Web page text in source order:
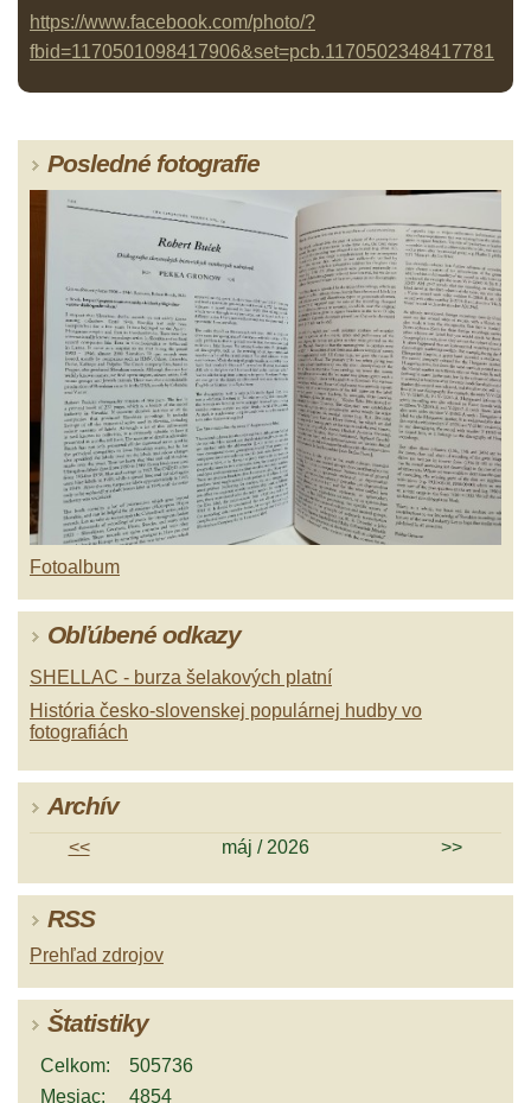
https://www.facebook.com/photo/?
fbid=1170501098417906&set=pcb.1170502348417781
Posledné fotografie
Fotoalbum
Obľúbené odkazy
SHELLAC - burza šelakových platní
História česko-slovenskej populárnej hudby vo
fotografiách
Archív
<< máj / 2026 >>
RSS
Prehľad zdrojov
Štatistiky
Celkom:
505736
Mesiac:
4854